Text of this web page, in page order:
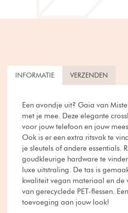
INFORMATIE VERZENDEN
Een avondje uit? Gaia van
met je mee. Deze elegante
voor jouw telefoon en jouw
Ook is er een extra ritsvak te
je sleutels of andere essentials.
goudkleurige hardware te
luxe uitstraling. De tas is
kwaliteit vegan materiaal en de
van gerecyclede PET-flessen.
toevoeging aan jouw look!